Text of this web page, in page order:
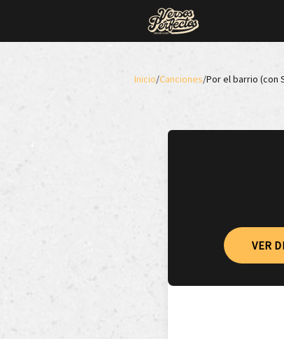
Inicio/Canciones/Por el barrio (con
VER